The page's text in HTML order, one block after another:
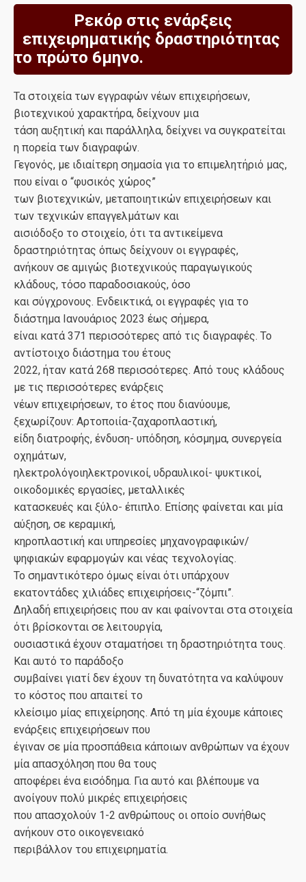
Ρεκόρ στις ενάρξεις
επιχειρηματικής δραστηριότητας
το πρώτο 6μηνο.
Τα στοιχεία των εγγραφών νέων επιχειρήσεων,
βιοτεχνικού χαρακτήρα, δείχνουν μια
τάση αυξητική και παράλληλα, δείχνει να συγκρατείται
η πορεία των διαγραφών.
Γεγονός, με ιδιαίτερη σημασία για το επιμελητήριό μας,
που είναι ο “φυσικός χώρος”
των βιοτεχνικών, μεταποιητικών επιχειρήσεων και
των τεχνικών επαγγελμάτων και
αισιόδοξο το στοιχείο, ότι τα αντικείμενα
δραστηριότητας όπως δείχνουν οι εγγραφές,
ανήκουν σε αμιγώς βιοτεχνικούς παραγωγικούς
κλάδους, τόσο παραδοσιακούς, όσο
και σύγχρονους. Ενδεικτικά, οι εγγραφές για το
διάστημα Ιανουάριος 2023 έως σήμερα,
είναι κατά 371 περισσότερες από τις διαγραφές. Το
αντίστοιχο διάστημα του έτους
2022, ήταν κατά 268 περισσότερες. Από τους κλάδους
με τις περισσότερες ενάρξεις
νέων επιχειρήσεων, το έτος που διανύουμε,
ξεχωρίζουν: Αρτοποιία-ζαχαροπλαστική,
είδη διατροφής, ένδυση- υπόδηση, κόσμημα, συνεργεία
οχημάτων,
ηλεκτρολόγοιηλεκτρονικοί, υδραυλικοί- ψυκτικοί,
οικοδομικές εργασίες, μεταλλικές
κατασκευές και ξύλο- έπιπλο. Επίσης φαίνεται και μία
αύξηση, σε κεραμική,
κηροπλαστική και υπηρεσίες μηχανογραφικών/
ψηφιακών εφαρμογών και νέας τεχνολογίας.
Το σημαντικότερο όμως είναι ότι υπάρχουν
εκατοντάδες χιλιάδες επιχειρήσεις-“ζόμπι”.
Δηλαδή επιχειρήσεις που αν και φαίνονται στα στοιχεία
ότι βρίσκονται σε λειτουργία,
ουσιαστικά έχουν σταματήσει τη δραστηριότητα τους.
Και αυτό το παράδοξο
συμβαίνει γιατί δεν έχουν τη δυνατότητα να καλύψουν
το κόστος που απαιτεί το
κλείσιμο μίας επιχείρησης. Από τη μία έχουμε κάποιες
ενάρξεις επιχειρήσεων που
έγιναν σε μία προσπάθεια κάποιων ανθρώπων να έχουν
μία απασχόληση που θα τους
αποφέρει ένα εισόδημα. Για αυτό και βλέπουμε να
ανοίγουν πολύ μικρές επιχειρήσεις
που απασχολούν 1-2 ανθρώπους οι οποίο συνήθως
ανήκουν στο οικογενειακό
περιβάλλον του επιχειρηματία.